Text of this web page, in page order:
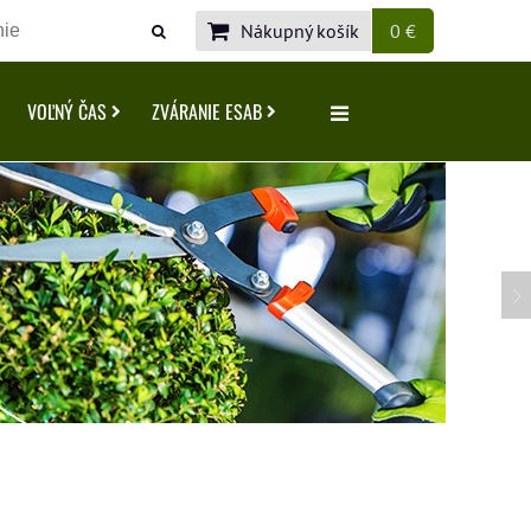
Nákupný košík 0 €
VOĽNÝ ČAS ZVÁRANIE ESAB